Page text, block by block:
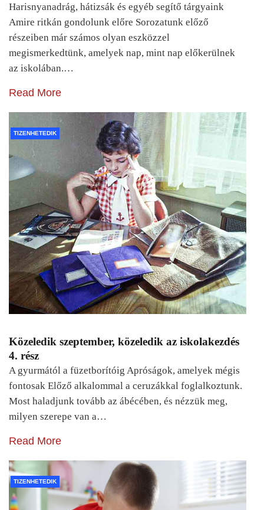
Harisnyanadrág, hátizsák és egyéb segítő tárgyaink
Amire ritkán gondolunk előre Sorozatunk előző
részeiben már számos olyan eszközzel
megismerkedtünk, amelyek nap, mint nap előkerülnek
az iskolában.…
Read More
TIZENHETEDIK
Közeledik szeptember, közeledik az iskolakezdés
4. rész
A gyurmától a füzetborítóig Apróságok, amelyek mégis
fontosak Előző alkalommal a ceruzákkal foglalkoztunk.
Most haladjunk tovább az ábécében, és nézzük meg,
milyen szerepe van a…
Read More
TIZENHETEDIK